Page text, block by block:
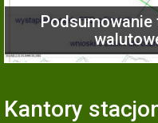
Kantory